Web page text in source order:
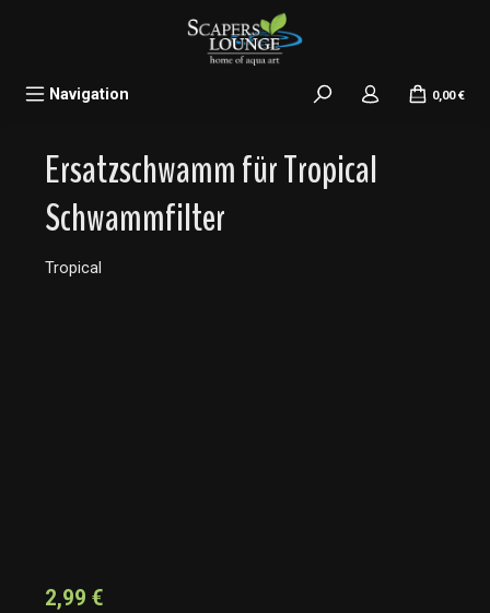
Navigation 0,00 €
Ersatzschwamm für Tropical
Schwammfilter
Tropical
2,99 €